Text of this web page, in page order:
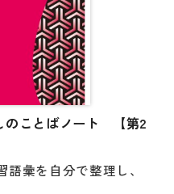
ことばノート 【第2
語彙を自分で整理し、